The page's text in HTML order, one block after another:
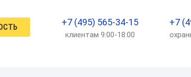
+7 (495) 565-34-15
клиентам 9:00-18:00
+7